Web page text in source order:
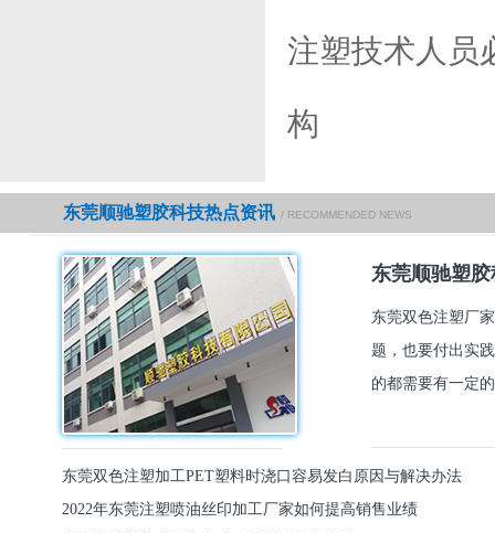
注塑技术人员
构
东莞顺驰塑胶科技热点资讯 / RECOMMENDED NEWS
东莞顺驰塑
东莞双色注塑厂
题，也要付出实
的都需要有一定
东莞双色注塑加工PET塑料时浇口容易发白原因与解决办法
2022年东莞注塑喷油丝印加工厂家如何提高销售业绩